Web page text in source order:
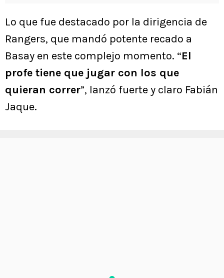
Lo que fue destacado por la dirigencia de
Rangers, que mandó potente recado a
Basay en este complejo momento. “El
profe tiene que jugar con los que
quieran correr”, lanzó fuerte y claro Fabián
Jaque.